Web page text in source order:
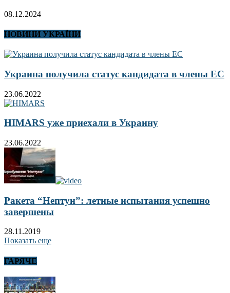
08.12.2024
НОВИНИ УКРАЇНИ
Украина получила статус кандидата в члены ЕС
23.06.2022
HIMARS уже приехали в Украину
23.06.2022
Ракета “Нептун”: летные испытания успешно
завершены
28.11.2019
Показать еще
ГАРЯЧЕ